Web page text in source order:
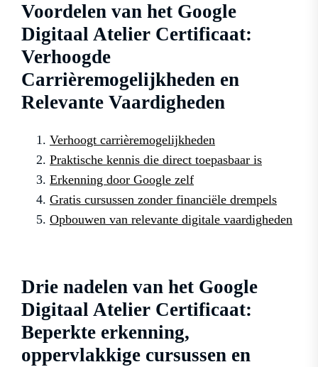
Voordelen van het Google
Digitaal Atelier Certificaat:
Verhoogde
Carrièremogelijkheden en
Relevante Vaardigheden
Verhoogt carrièremogelijkheden
Praktische kennis die direct toepasbaar is
Erkenning door Google zelf
Gratis cursussen zonder financiële drempels
Opbouwen van relevante digitale vaardigheden
Drie nadelen van het Google
Digitaal Atelier Certificaat:
Beperkte erkenning,
oppervlakkige cursussen en